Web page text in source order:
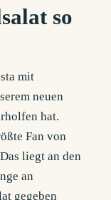
so
mit
neuen
hat.
Fan von
liegt an den
an
gegeben